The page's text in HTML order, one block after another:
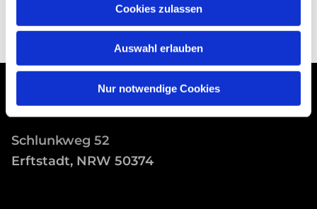
Cookies zulassen
Auswahl erlauben
Nur notwendige Cookies
Schlunkweg 52
Erftstadt, NRW 50374